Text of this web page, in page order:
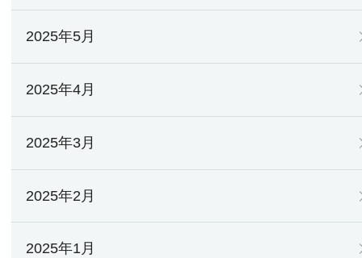
2025年5月
2025年4月
2025年3月
2025年2月
2025年1月